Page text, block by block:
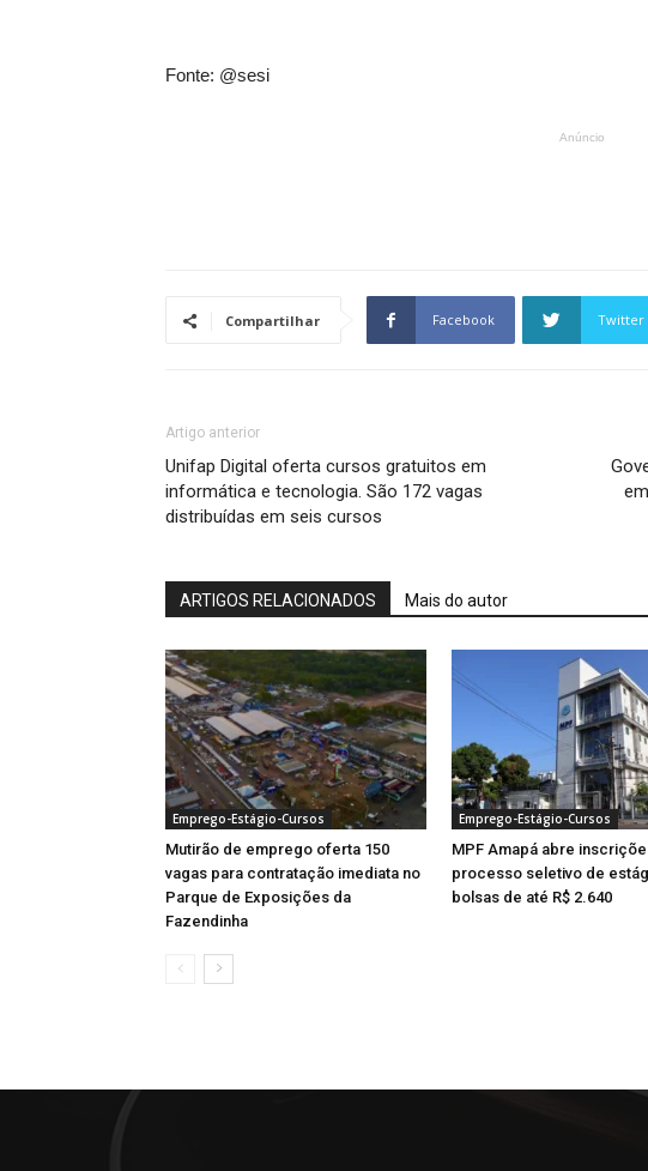
Fonte: @sesi
Anúncio
Compartilhar Facebook Twitter
Artigo anterior
Unifap Digital oferta cursos gratuitos em
informática e tecnologia. São 172 vagas
distribuídas em seis cursos
ARTIGOS RELACIONADOS Mais do autor
Emprego-Estágio-Cursos
Mutirão de emprego oferta 150
vagas para contratação imediata no
Parque de Exposições da
Fazendinha
Emprego-Estágio-Cursos
MPF Amapá abre
processo seletivo de
bolsas de até R$ 2.640